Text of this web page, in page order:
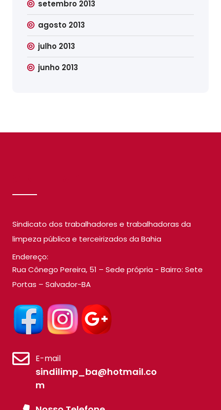
setembro 2013
agosto 2013
julho 2013
junho 2013
Sindicato dos trabalhadores e trabalhadoras da
limpeza pública e terceirizados da Bahia
Endereço:
Rua Cônego Pereira, 51 – Sede própria - Bairro: Sete
Portas – Salvador-BA
E-mail
sindilimp_ba@hotmail.co
m